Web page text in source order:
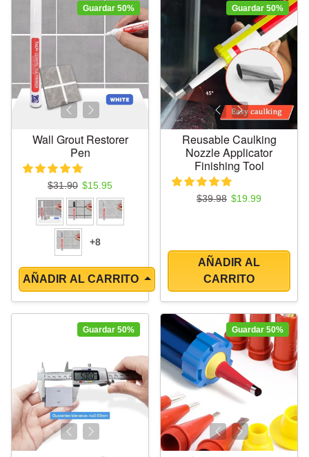
Guardar 50%
Wall Grout Restorer
Pen
Precio regular
$31.90 Precio de oferta
$15.95
+8
AÑADIR AL CARRITO
Guardar 50%
Reusable Caulking
Nozzle Applicator
Finishing Tool
Precio regular
$39.98 Precio de oferta
$19.99
AÑADIR AL
CARRITO
Guardar 50% Guardar 50%